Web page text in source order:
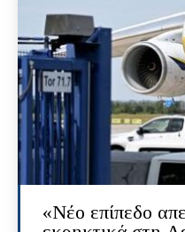
«Νέο επίπεδο